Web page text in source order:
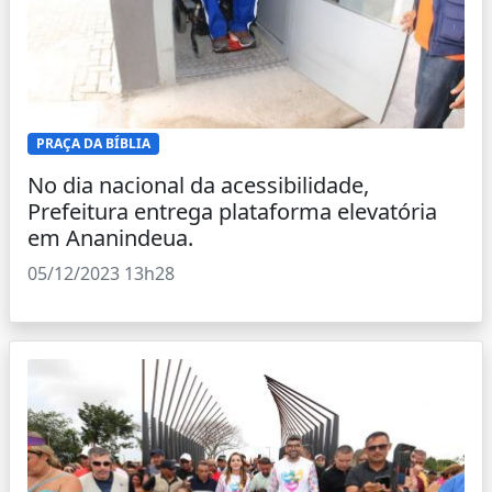
PRAÇA DA BÍBLIA
No dia nacional da acessibilidade,
Prefeitura entrega plataforma elevatória
em Ananindeua.
05/12/2023 13h28